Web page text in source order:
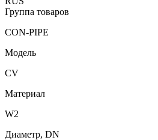
Группа товаров
CON-PIPE
Модель
CV
Материал
W2
Диаметр, DN